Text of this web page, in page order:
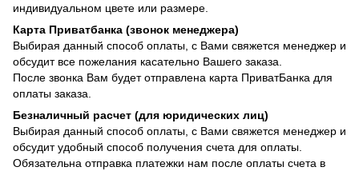
индивидуальном цвете или размере.
Карта Приватбанка (звонок менеджера)
Выбирая данный способ оплаты, с Вами свяжется менеджер и
обсудит все пожелания касательно Вашего заказа.
После звонка Вам будет отправлена карта ПриватБанка для
оплаты заказа.
Безналичный расчет (для юридических лиц)
Выбирая данный способ оплаты, с Вами свяжется менеджер и
обсудит удобный способ получения счета для оплаты.
Обязательна отправка платежки нам после оплаты счета в